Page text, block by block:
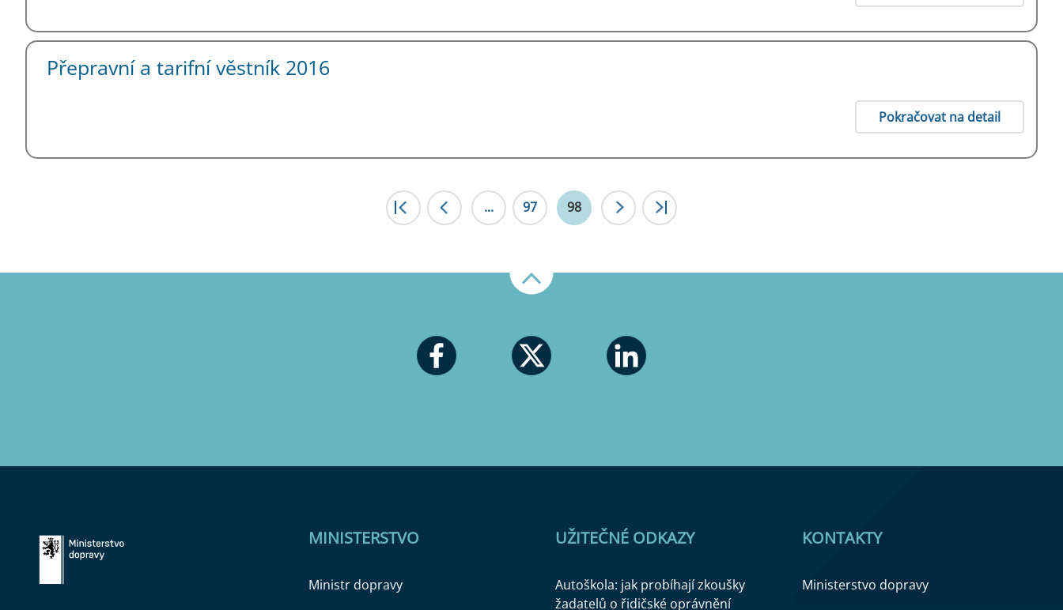
Přepravní a tarifní věstník 2016
Pokračovat na detail
|< <
... 97 98 >
MINISTERSTVO
Ministr dopravy
UŽITEČNÉ ODKAZY
Autoškola: jak probíhají zkoušky
žadatelů o řidičské oprávnění
KONTAKTY
Ministerstvo dopravy